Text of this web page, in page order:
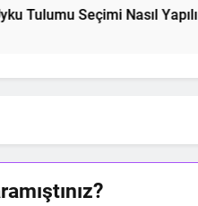
Seçimi Nasıl Yapılır?